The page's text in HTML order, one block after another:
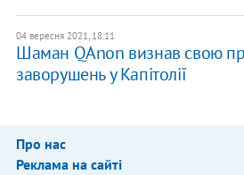
04 вересня 2021, 18:11
Шаман QAnon визнав свою
заворушень у Капітолії
Про нас
Реклама на сайті